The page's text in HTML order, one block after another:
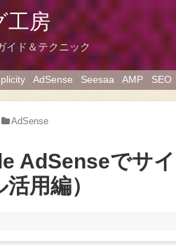
工房
イド＆テクニック
AdSense Seesaa AMP SEO
AdSense
AdSenseでサ
用編）